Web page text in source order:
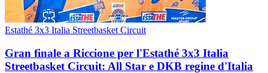
Estathé 3x3 Italia Streetbasket Circuit
Gran finale a Riccione per l'Estathé 3x3 Italia
Streetbasket Circuit: All Star e DKB regine d'Italia